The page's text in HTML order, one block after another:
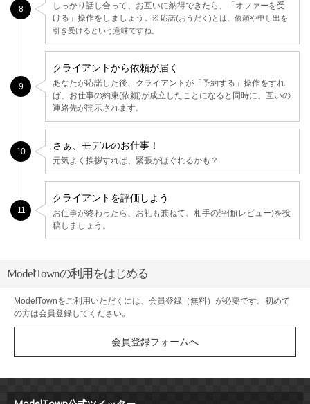
8
しっかり話し合って、お互いに納得できたら、「オファーを受
ける」操作をしましょう。 ※ 応諾(おうだく)とは、依頼や申し出を
引き受けるという意味ですね。
9
クライアントから依頼が届く
あなたが応諾した後、クライアントが「予約する」操作をすれ
ば、お仕事の約束(依頼)が成立したことになると同時に、互いの
連絡先が開示されます。
10 さぁ、モデルのお仕事！
元気よく挨拶すれば、緊張がほぐれるかも？
11
クライアントを評価しよう
お仕事が終わったら、お礼も兼ねて、相手の評価(レビュー)を投
稿しましょう。
ModelTownの利用をはじめる
ModelTownをご利用いただくには、会員登録（無料）が必要です。初めて
の方は会員登録してください。